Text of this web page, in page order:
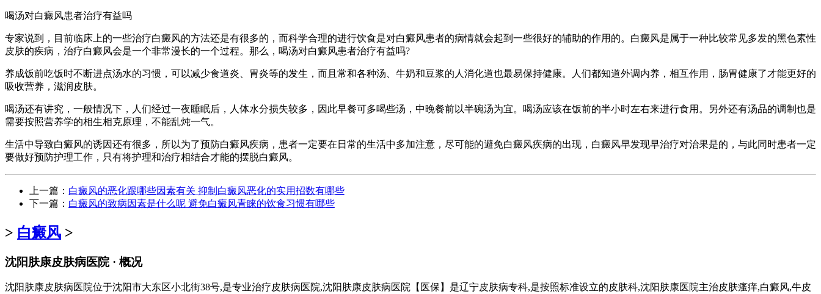
喝汤对白癜风患者治疗有益吗
专家说到，目前临床上的一些治疗白癜风的方法还是有很多的，而科学合理的进行饮食是对白癜风患者的病情就会起到一些很好的辅助的作用的。白癜风是属于一种比较常见多发的黑色素性
皮肤的疾病，治疗白癜风会是一个非常漫长的一个过程。那么，喝汤对白癜风患者治疗有益吗?
养成饭前吃饭时不断进点汤水的习惯，可以减少食道炎、胃炎等的发生，而且常和各种汤、牛奶和豆浆的人消化道也最易保持健康。人们都知道外调内养，相互作用，肠胃健康了才能更好的
吸收营养，滋润皮肤。
喝汤还有讲究，一般情况下，人们经过一夜睡眠后，人体水分损失较多，因此早餐可多喝些汤，中晚餐前以半碗汤为宜。喝汤应该在饭前的半小时左右来进行食用。另外还有汤品的调制也是
需要按照营养学的相生相克原理，不能乱炖一气。
生活中导致白癜风的诱因还有很多，所以为了预防白癜风疾病，患者一定要在日常的生活中多加注意，尽可能的避免白癜风疾病的出现，白癜风早发现早治疗对治果是的，与此同时患者一定
要做好预防护理工作，只有将护理和治疗相结合才能的摆脱白癜风。
上一篇： 白癜风的恶化跟哪些因素有关 抑制白癜风恶化的实用招数有哪些
下一篇： 白癜风的致病因素是什么呢 避免白癜风青睐的饮食习惯有哪些
> 白癜风 >
沈阳肤康皮肤病医院 · 概况
沈阳肤康皮肤病医院位于沈阳市大东区小北街38号,是专业治疗皮肤病医院,沈阳肤康皮肤病医院【医保】是辽宁皮肤病专科,是按照标准设立的皮肤科,沈阳肤康医院主治皮肤瘙痒,白癜风,牛皮